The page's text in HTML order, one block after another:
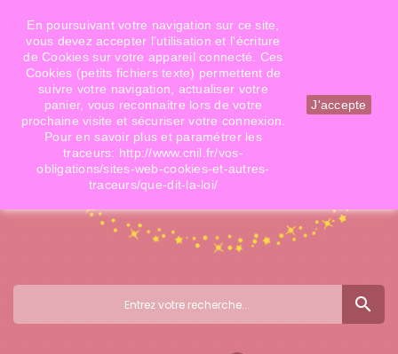
Téléphone: 06 09 14 02 79 Email: info@doigtsdefees.com
Mon compte
search
En poursuivant votre navigation sur ce site,
vous devez accepter l’utilisation et l'écriture
de Cookies sur votre appareil connecté. Ces
Cookies (petits fichiers texte) permettent de
suivre votre navigation, actualiser votre
panier, vous reconnaitre lors de votre
prochaine visite et sécuriser votre connexion.
Pour en savoir plus et paramétrer les
traceurs: http://www.cnil.fr/vos-
obligations/sites-web-cookies-et-autres-
traceurs/que-dit-la-loi/
J'accepte